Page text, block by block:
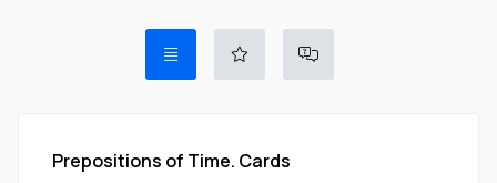
Prepositions of Time. Cards